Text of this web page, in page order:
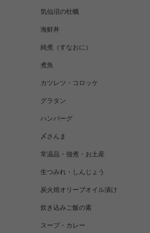
気仙沼の牡蠣
海鮮丼
純煮（すなおに）
煮魚
カツレツ・コロッケ
グラタン
ハンバーグ
〆さんま
常温品・佃煮・お土産
生つみれ・しんじょう
炭火焼オリーブオイル漬け
炊き込みご飯の素
スープ・カレー